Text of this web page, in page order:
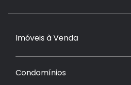
Imóveis à Venda
Condomínios